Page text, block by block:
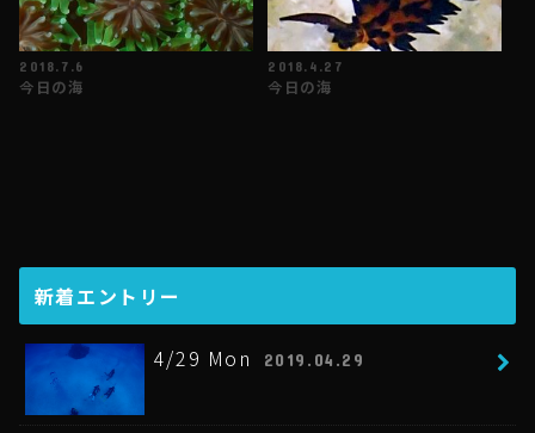
2018.7.6
今日の海
2018.4.27
今日の海
新着エントリー
4/29 Mon 2019.04.29